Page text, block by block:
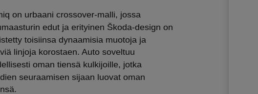
on urbaani crossover-malli, jossa
edut ja erityinen Škoda-design on
toisiinsa dynaamisia muotoja ja
linjoja korostaen. Auto soveltuu
oman tiensä kulkijoille, jotka
seuraamisen sijaan luovat oman